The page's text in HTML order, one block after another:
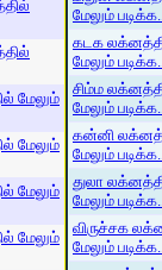
மேலும்
மேலும்
மேலும்
மேலும்
மேலும்
கடக
மேலும்
சிம்ம
மேலும்
கன்னி
மேலும்
துலா
மேலும்
விருச்சக
மேலும்